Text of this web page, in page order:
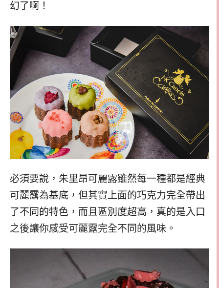
幻了啊！
必須要說，朱里昂可麗露雖然每一種都是經典
可麗露為基底，但其實上面的巧克力完全帶出
了不同的特色，而且區別度超高，真的是入口
之後讓你感受可麗露完全不同的風味。